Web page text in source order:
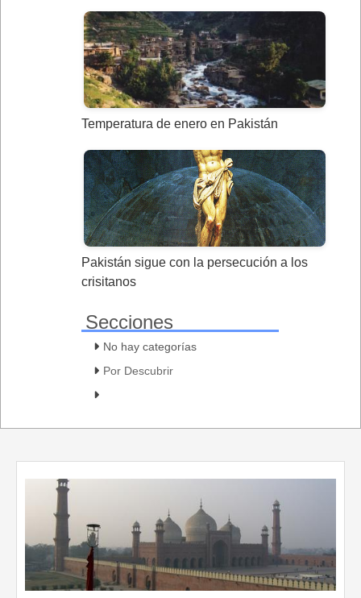
Temperatura de enero en Pakistán
Pakistán sigue con la persecución a los
crisitanos
Secciones
No hay categorías
Por Descubrir